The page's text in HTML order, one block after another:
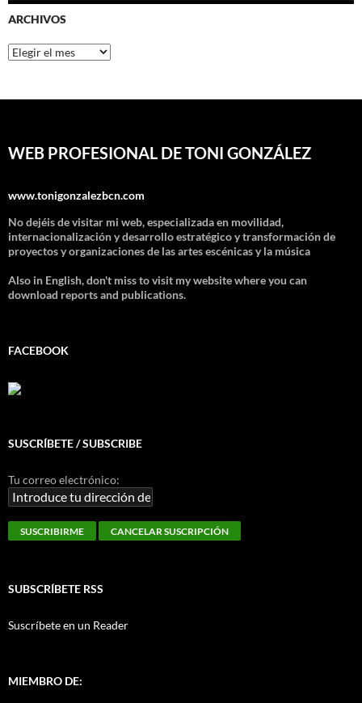
ARCHIVOS
Archivos
WEB PROFESIONAL DE TONI GONZÁLEZ
www.tonigonzalezbcn.com
No dejéis de visitar mi web, especializada en movilidad,
internacionalización y desarrollo estratégico y transformación de
proyectos y organizaciones de las artes escénicas y la música
Also in English, don't miss to visit my website where you can
download reports and publications.
FACEBOOK
SUSCRÍBETE / SUBSCRIBE
Tu correo electrónico:
SUBSCRÍBETE RSS
Suscríbete en un Reader
MIEMBRO DE: